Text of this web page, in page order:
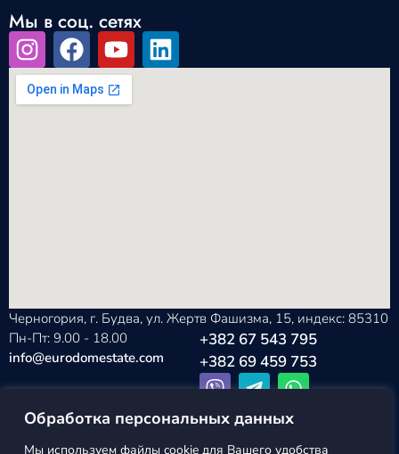
Обработка персональных данных
Мы используем файлы cookie для Вашего удобства
Мы в соц. сетях
Черногория, г. Будва, ул. Жертв Фашизма, 15, индекс: 85310
Пн-Пт: 9.00 - 18.00
info@eurodomestate.com
+382 67 543 795
+382 69 459 753